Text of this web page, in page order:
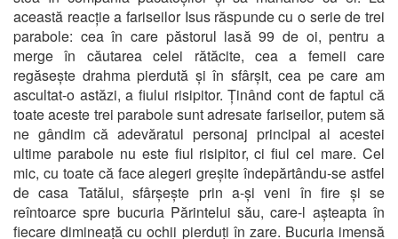
această reacție a fariseilor Isus răspunde cu o serie de trei
parabole: cea în care păstorul lasă 99 de oi, pentru a
merge în căutarea celei rătăcite, cea a femeii care
regăsește drahma pierdută și în sfârșit, cea pe care am
ascultat-o astăzi, a fiului risipitor. Ținând cont de faptul că
toate aceste trei parabole sunt adresate fariseilor, putem să
ne gândim că adevăratul personaj principal al acestei
ultime parabole nu este fiul risipitor, ci fiul cel mare. Cel
mic, cu toate că face alegeri greșite îndepărtându-se astfel
de casa Tatălui, sfârșește prin a-și veni în fire și se
reîntoarce spre bucuria Părintelui său, care-l așteapta în
fiecare dimineață cu ochii pierduți în zare. Bucuria imensă